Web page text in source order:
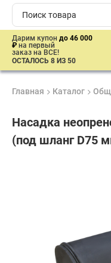
Дарим купон до 46 000
₽ на первый
заказ на ВСЕ!
ОСТАЛОСЬ 8 ИЗ 50
Главная Каталог
Насадка
(под шланг D75